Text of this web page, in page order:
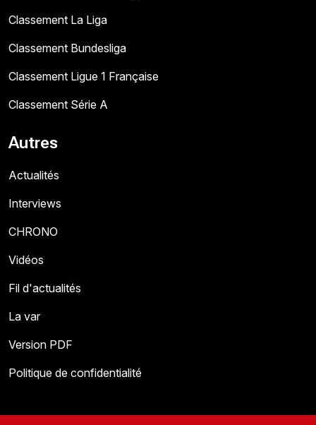
Classement La Liga
Classement Bundesliga
Classement Ligue 1 Française
Classement Série A
Autres
Actualités
Interviews
CHRONO
Vidéos
Fil d'actualités
La var
Version PDF
Politique de confidentialité